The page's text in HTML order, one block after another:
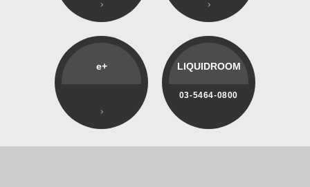
e+ LIQUIDROOM
03-5464-0800